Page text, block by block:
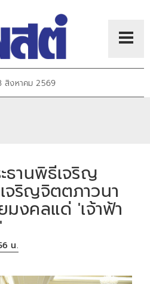
สิงหาคม 2569
ธานพิธีเจริญ
ริญจิตตภาวนา
งคลแด่ 'เจ้าฟ้า
น.